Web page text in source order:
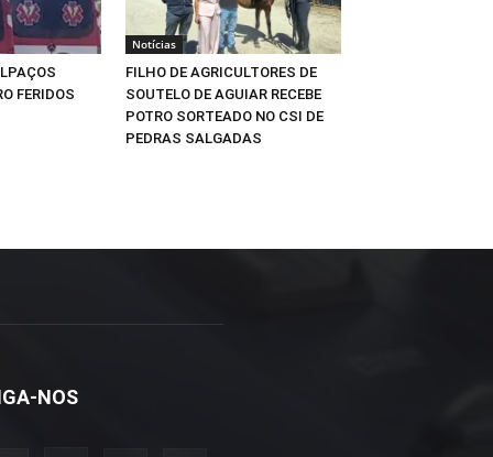
FERIDOS
Notícias
FILHO DE AGRICULTORES DE
SOUTELO DE AGUIAR RECEBE
POTRO SORTEADO NO CSI DE
PEDRAS SALGADAS
NOS